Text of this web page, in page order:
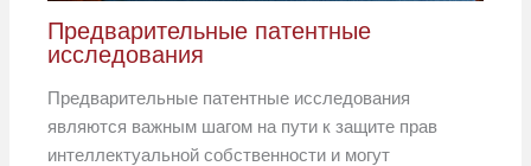
Предварительные патентные
исследования
Предварительные патентные исследования
являются важным шагом на пути к защите прав
интеллектуальной собственности и могут